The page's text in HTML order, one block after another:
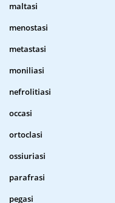
maltasi
menostasi
metastasi
moniliasi
nefrolitiasi
occasi
ortoclasi
ossiuriasi
parafrasi
pegasi